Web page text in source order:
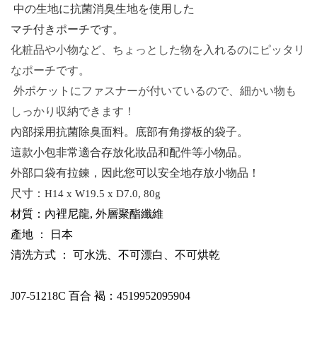
中の生地に抗菌消臭生地を使用した
マチ付きポーチです。
化粧品や小物など、ちょっとした物を入れるのにピッタリ
なポーチです。
外ポケットにファスナーが付いているので、細かい物も
しっかり収納できます！
內部採用抗菌除臭面料。底部有角撐板的袋子。
這款小包非常適合存放化妝品和配件等小物品。
外部口袋有拉鍊，因此您可以安全地存放小物品！
尺寸： H14 x W19.5 x D7.0, 80g
材質：內裡尼龍, 外層聚酯纖維
產地 ： 日本
清洗方式 ： 可水洗、不可漂白、不可烘乾
J07-51218C 百合 褐：4519952095904